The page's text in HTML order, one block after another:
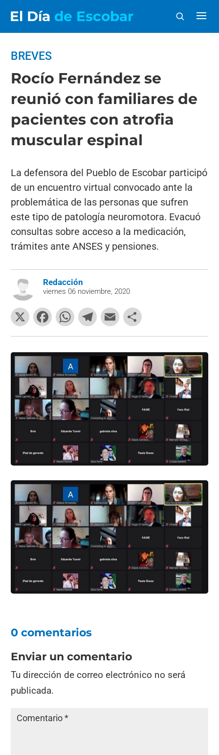
El Día de Escobar
BREVES
Rocío Fernández se
reunió con familiares de
pacientes con atrofia
muscular espinal
La defensora del Pueblo de Escobar participó
de un encuentro virtual convocado ante la
problemática de las personas que sufren
este tipo de patología neuromotora. Evacuó
consultas sobre acceso a la medicación,
trámites ante ANSES y pensiones.
Redacción
viernes 06 noviembre, 2020
X
F
a
c
b
o
o
k
W
h
at
s
A
p
p
T
el
e
gr
a
m
E
m
ai
l
o
m
p
ar
tir
0 comentarios
Enviar un comentario
Tu dirección de correo electrónico no será
publicada.